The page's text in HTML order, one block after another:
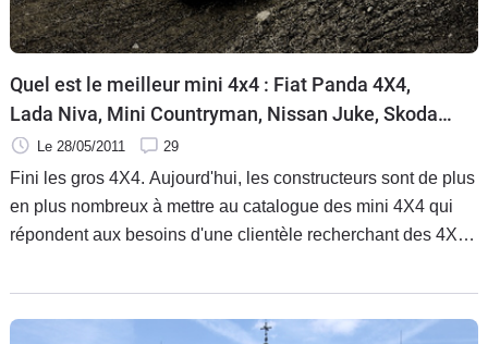
Quel est le meilleur mini 4x4 : Fiat Panda 4X4,
Lada Niva, Mini Countryman, Nissan Juke, Skoda
Yeti, Suzuki SX4
Le 28/05/2011 29
Fini les gros 4X4. Aujourd'hui, les constructeurs sont de plus
en plus nombreux à mettre au catalogue des mini 4X4 qui
répondent aux besoins d'une clientèle recherchant des 4X4
l'apparence, mais sont utilisés principalement en ville. Pour
vous aider à bien choisir, Caradisiac a opposé les modèles